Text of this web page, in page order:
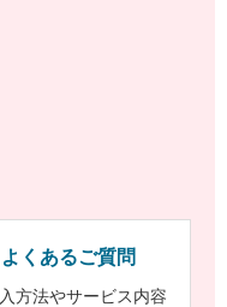
よくあるご質問
方法やサービス内容